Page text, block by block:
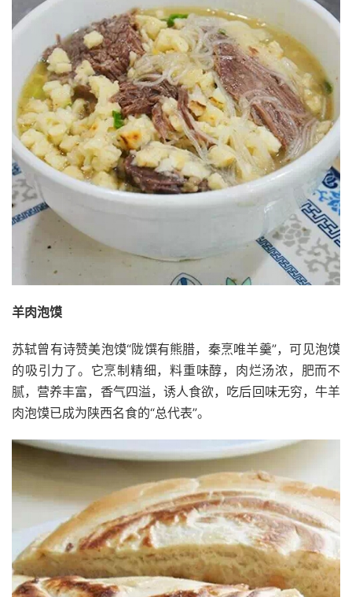
羊肉泡馍
苏轼曾有诗赞美泡馍“陇馔有熊腊，秦烹唯羊羹”，可见泡馍
的吸引力了。它烹制精细，料重味醇，肉烂汤浓，肥而不
腻，营养丰富，香气四溢，诱人食欲，吃后回味无穷，牛羊
肉泡馍已成为陕西名食的“总代表”。